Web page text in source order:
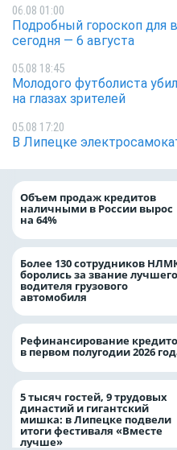
06.08 01:00
Подробный гороскоп для
сегодня — 6 августа
05.08 18:45
Молодого футболиста
на глазах зрителей
05.08 17:20
В Липецке
Объем продаж кредитов
наличными в России вырос
на 64%
Более 130 сотрудников
боролись за звание лучшего
водителя грузового
автомобиля
Рефинансирование
в первом полугодии 2026
5 тысяч гостей, 9 трудовых
династий и гигантский
мишка: в Липецке подвели
итоги фестиваля «Вместе
лучше»